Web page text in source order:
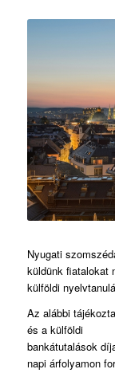
Nyugati
küldünk fiatalokat
külföldi
Az alábbi
és a külföldi
bankátutalások
napi árfolyamon